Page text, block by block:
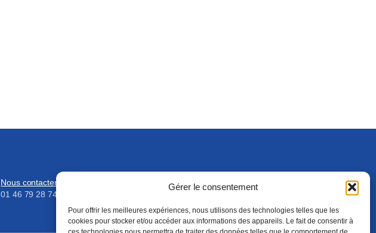
Gérer le consentement
Pour offrir les meilleures expériences, nous utilisons des technologies telles que les
cookies pour stocker et/ou accéder aux informations des appareils. Le fait de consentir à
Nous contacter
01 46 79 28 74
S'ABONNER
(NOUVELLE FENÊTRE)
ADHÉRER